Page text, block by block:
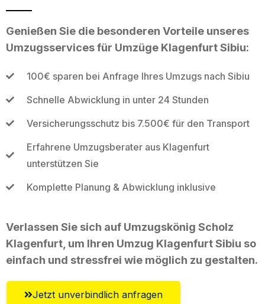
Genießen Sie die besonderen Vorteile unseres
Umzugsservices für Umzüge Klagenfurt Sibiu:
100€ sparen bei Anfrage Ihres Umzugs nach Sibiu
Schnelle Abwicklung in unter 24 Stunden
Versicherungsschutz bis 7.500€ für den Transport
Erfahrene Umzugsberater aus Klagenfurt
unterstützen Sie
Komplette Planung & Abwicklung inklusive
Verlassen Sie sich auf Umzugskönig Scholz
Klagenfurt, um Ihren Umzug Klagenfurt Sibiu so
einfach und stressfrei wie möglich zu gestalten.
Jetzt unverbindlich anfragen